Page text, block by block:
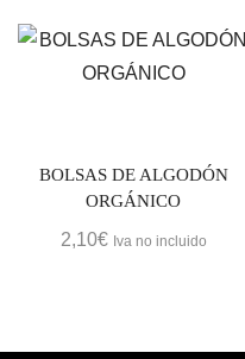
BOLSAS DE ALGODÓN
ORGÁNICO
2,10€ Iva no incluido